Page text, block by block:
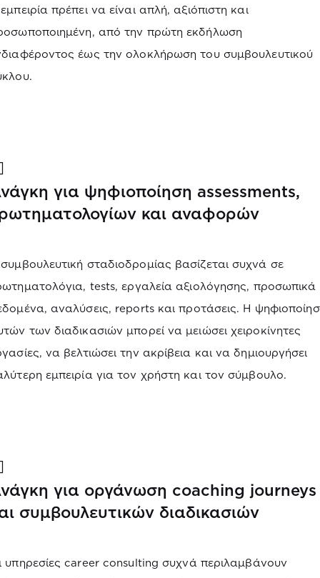
πρέπει να είναι απλή, αξιόπιστη και
από την πρώτη εκδήλωση
έως την ολοκλήρωση του συμβουλευτικού
για ψηφιοποίηση assessments,
και αναφορών
σταδιοδρομίας βασίζεται συχνά σε
tests, εργαλεία αξιολόγησης, προσωπικά
αναλύσεις, reports και προτάσεις. Η
των διαδικασιών μπορεί να μειώσει χειροκίνητες
να βελτιώσει την ακρίβεια και να δημιουργήσει
εμπειρία για τον χρήστη και τον σύμβουλο.
για οργάνωση coaching journeys
συμβουλευτικών διαδικασιών
υπηρεσίες career consulting συχνά περιλαμβάνουν